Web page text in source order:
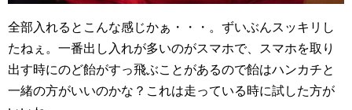
全部入れるとこんな感じかぁ・・・。ずいぶんスッキリし
たねぇ。一番出し入れが多いのがスマホで、スマホを取り
出す時にのど飴がすっ飛ぶことがあるので飴はハンカチと
一緒の方がいいのかな？これは走っている時に試した方が